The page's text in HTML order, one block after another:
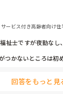
じます。
なんとか手取り
いかです。
ですが
残業・残業手当て
ービス付き高齢者向け住
祉士ですが夜勤な
つかないところは初
回答をもっと見